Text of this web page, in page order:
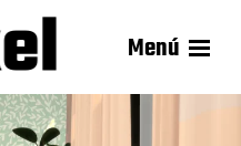
Menú